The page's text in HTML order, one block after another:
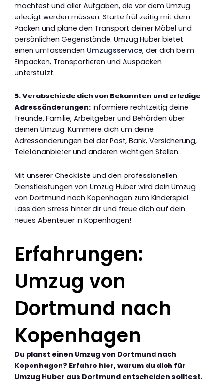
möchtest und aller Aufgaben, die vor dem Umzug
erledigt werden müssen. Starte frühzeitig mit dem
Packen und plane den Transport deiner Möbel und
persönlichen Gegenstände. Umzug Huber bietet
einen umfassenden Umzugsservice, der dich beim
Einpacken, Transportieren und Auspacken
unterstützt.
5. Verabschiede dich von Bekannten und erledige
Adressänderungen: Informiere rechtzeitig deine
Freunde, Familie, Arbeitgeber und Behörden über
deinen Umzug. Kümmere dich um deine
Adressänderungen bei der Post, Bank, Versicherung,
Telefonanbieter und anderen wichtigen Stellen.
Mit unserer Checkliste und den professionellen
Dienstleistungen von Umzug Huber wird dein Umzug
von Dortmund nach Kopenhagen zum Kinderspiel.
Lass den Stress hinter dir und freue dich auf dein
neues Abenteuer in Kopenhagen!
Erfahrungen:
Umzug von
Dortmund nach
Kopenhagen
Du planst einen Umzug von Dortmund nach
Kopenhagen? Erfahre hier, warum du dich für
Umzug Huber aus Dortmund entscheiden solltest.